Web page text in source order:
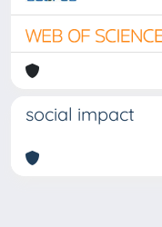
social impact